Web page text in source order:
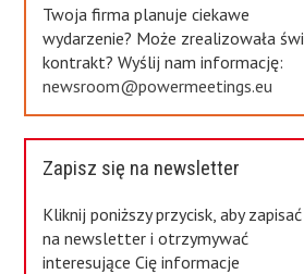
Twoja firma planuje ciekawe
wydarzenie? Może zrealizowała
kontrakt? Wyślij nam informację:
newsroom@powermeetings.eu
Zapisz się na newsletter
Kliknij poniższy przycisk, aby
na newsletter i otrzymywać
interesujące Cię informacje